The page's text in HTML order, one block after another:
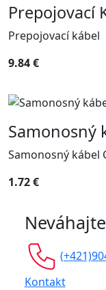
Prepojovací
Prepojovací kábel
9.84 €
Samonosný
Samonosný kábel
1.72 €
Kontakt